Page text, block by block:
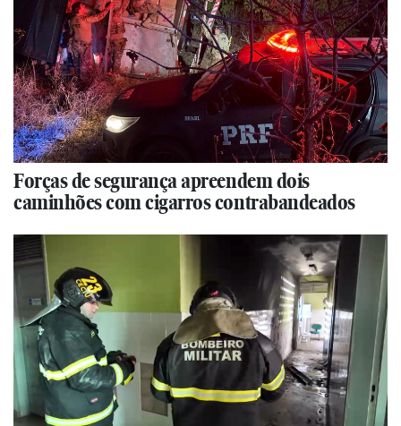
Forças de segurança apreendem dois
caminhões com cigarros contrabandeados